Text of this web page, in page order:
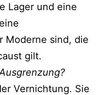
Lager und eine
Moderne sind, die
gilt.
Vernichtung. Sie